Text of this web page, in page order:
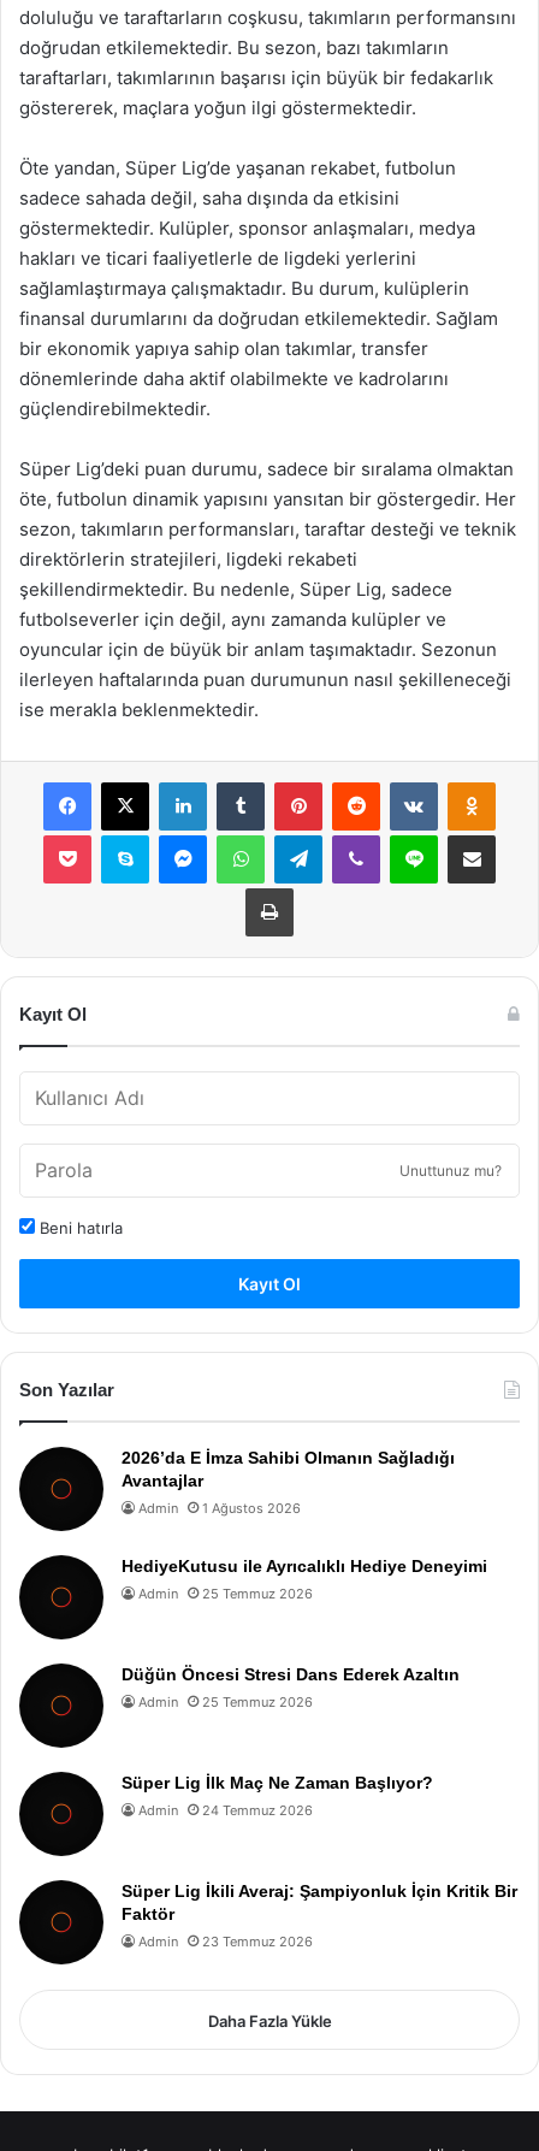
doluluğu ve taraftarların coşkusu, takımların performansını
doğrudan etkilemektedir. Bu sezon, bazı takımların
taraftarları, takımlarının başarısı için büyük bir fedakarlık
göstererek, maçlara yoğun ilgi göstermektedir.
Öte yandan, Süper Lig’de yaşanan rekabet, futbolun
sadece sahada değil, saha dışında da etkisini
göstermektedir. Kulüpler, sponsor anlaşmaları, medya
hakları ve ticari faaliyetlerle de ligdeki yerlerini
sağlamlaştırmaya çalışmaktadır. Bu durum, kulüplerin
finansal durumlarını da doğrudan etkilemektedir. Sağlam
bir ekonomik yapıya sahip olan takımlar, transfer
dönemlerinde daha aktif olabilmekte ve kadrolarını
güçlendirebilmektedir.
Süper Lig’deki puan durumu, sadece bir sıralama olmaktan
öte, futbolun dinamik yapısını yansıtan bir göstergedir. Her
sezon, takımların performansları, taraftar desteği ve teknik
direktörlerin stratejileri, ligdeki rekabeti
şekillendirmektedir. Bu nedenle, Süper Lig, sadece
futbolseverler için değil, aynı zamanda kulüpler ve
oyuncular için de büyük bir anlam taşımaktadır. Sezonun
ilerleyen haftalarında puan durumunun nasıl şekilleneceği
ise merakla beklenmektedir.
Facebook
X LinkedInTumblr PinterestReddit VKontakte
Pocket Skype MessengerWhatsAppTelegramViber Line E-Posta ile
Yazdır
Kayıt Ol
Unuttunuz mu?
Beni hatırla
Kayıt Ol
Son Yazılar
2026’da E İmza Sahibi Olmanın Sağladığı
Avantajlar
Admin 1 Ağustos 2026
HediyeKutusu ile Ayrıcalıklı Hediye Deneyimi
Admin 25 Temmuz 2026
Düğün Öncesi Stresi Dans Ederek Azaltın
Admin 25 Temmuz 2026
Süper Lig İlk Maç Ne Zaman Başlıyor?
Admin 24 Temmuz 2026
Süper Lig İkili Averaj: Şampiyonluk İçin Kritik Bir
Faktör
Admin 23 Temmuz 2026
Daha Fazla Yükle